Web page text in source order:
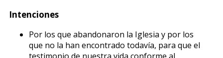
Intenciones
Por los que abandonaron la Iglesia y por los
que no la han encontrado todavía, para que el